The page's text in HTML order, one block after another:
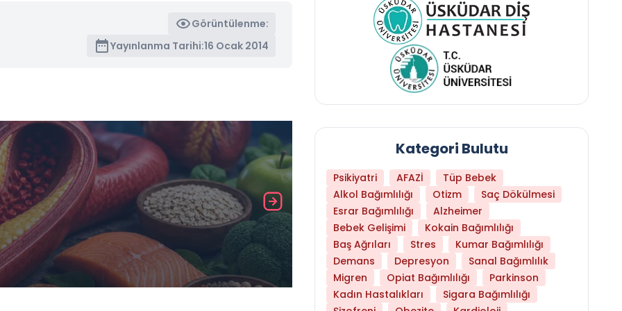
Görüntülenme:
Yayınlanma Tarihi:16 Ocak 2014
Daha Az Protein Tüketmek Yaşlanmayı
Kategori Bulutu
Psikiyatri AFAZİ
Tüp Bebek
Alkol Bağımlılığı
Otizm
Saç Dökülmesi
Esrar Bağımlılığı
Alzheimer
Bebek Gelişimi
Kokain Bağımlılığı
Baş Ağrıları
Stres
Kumar Bağımlılığı
Demans
Depresyon
Sanal Bağımlılık
Migren
Opiat Bağımlılığı
Parkinson
Kadın Hastalıkları
Sigara Bağımlılığı